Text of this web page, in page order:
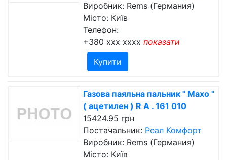
Виробник: Rems (Германия)
Місто: Київ
Телефон:
+380 xxx xxxx показати
Купити
Газова паяльна пальник " Махо "
( ацетилен ) R А . 161 010
15424.95 грн
Постачальник: Реал Комфорт
Виробник: Rems (Германия)
Місто: Київ